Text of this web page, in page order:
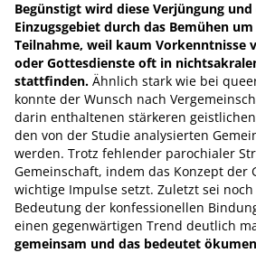
Begünstigt wird diese Verjüngung
Einzugsgebiet durch das Bemühen
Teilnahme, weil kaum Vorkenntnisse
oder Gottesdienste oft in
stattfinden. Ähnlich stark wie bei
konnte der Wunsch nach
darin enthaltenen stärkeren
den von der Studie analysierten
werden. Trotz fehlender parochialer
Gemeinschaft, indem das Konzept der
wichtige Impulse setzt. Zuletzt sei
Bedeutung der konfessionellen
einen gegenwärtigen Trend deutlich
gemeinsam und das bedeutet